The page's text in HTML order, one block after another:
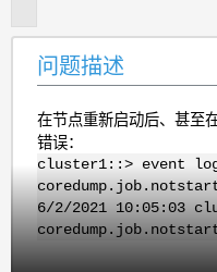
问题描述
在节点重新启动后、甚至
错误：
cluster1::> event log
6/2/2021 10:05:03